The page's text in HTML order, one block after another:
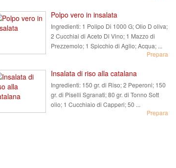
Polpo vero in insalata
Ingredienti: 1 Polipo Di 1000 G; Olio D oliva;
2 Cucchiai di Aceto Di Vino; 1 Mazzo di
Prezzemolo; 1 Spicchio di Aglio; Acqua; ...
Prepara
Insalata di riso alla catalana
Ingredienti: 150 gr. di Riso; 2 Peperoni; 150
gr. di Piselli Sgranati; 80 gr. di Tonno Sott
olio; 1 Cucchiaio di Capperi; 50 ...
Prepara